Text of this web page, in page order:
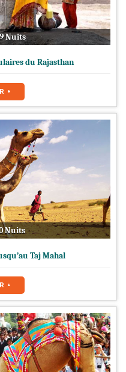
Nuits
du Rajasthan
+
Nuits
Taj Mahal
+